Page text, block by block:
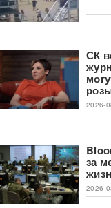
СК
2026-
за
2026-